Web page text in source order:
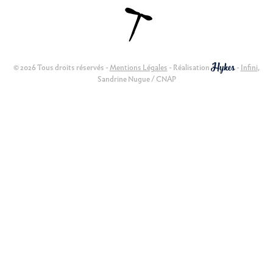
© 2026 Tous droits réservés -Mentions Légales - Réalisation - Infini,
Sandrine Nugue / CNAP